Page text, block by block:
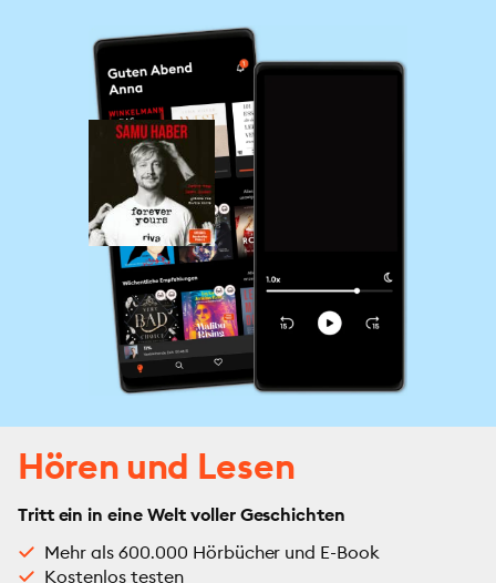
Hören und Lesen
Tritt ein in eine Welt voller Geschichten
Mehr als 600.000 Hörbücher und E-Book
Kostenlos testen